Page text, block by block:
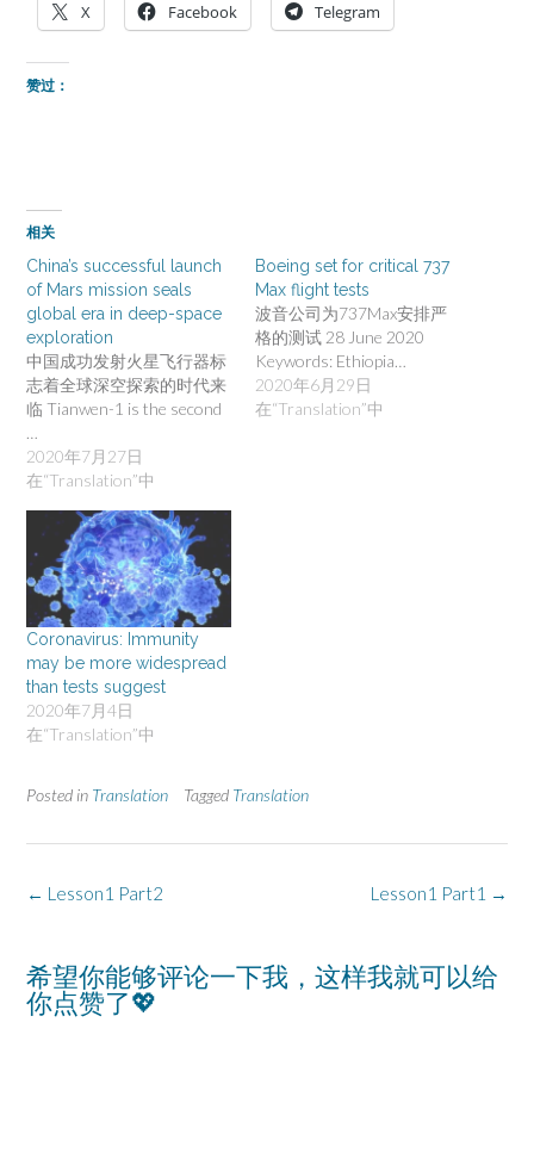
X Facebook Telegram
赞过：
相关
China’s successful launch
of Mars mission seals
global era in deep-space
exploration
中国成功发射火星飞行器标
志着全球深空探索的时代来
临 Tianwen-1 is the second
…
2020年7月27日
在“Translation”中
Boeing set for critical 737
Max flight tests
波音公司为737Max安排严
格的测试 28 June 2020
Keywords: Ethiopia…
2020年6月29日
在“Translation”中
Coronavirus: Immunity
may be more widespread
than tests suggest
2020年7月4日
在“Translation”中
Posted in Translation Tagged Translation
Post
Lesson1 Part1 →
← Lesson1 Part2
希望你能够评论一下我，这样我就可以给
你点赞了💖